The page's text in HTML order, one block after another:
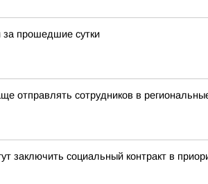
за прошедшие сутки
отправлять сотрудников в
заключить социальный контракт в